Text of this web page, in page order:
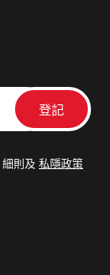
細則及 私隱政策